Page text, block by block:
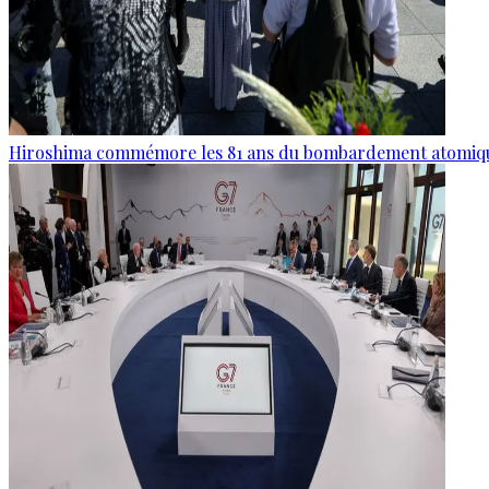
Hiroshima commémore les 81 ans du bombardement